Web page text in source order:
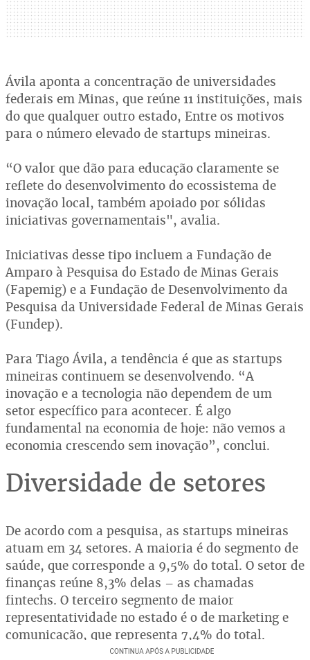
Ávila aponta a concentração de universidades
federais em Minas, que reúne 11 instituições, mais
do que qualquer outro estado, Entre os motivos
para o número elevado de startups mineiras.
“O valor que dão para educação claramente se
reflete do desenvolvimento do ecossistema de
inovação local, também apoiado por sólidas
iniciativas governamentais", avalia.
Iniciativas desse tipo incluem a Fundação de
Amparo à Pesquisa do Estado de Minas Gerais
(Fapemig) e a Fundação de Desenvolvimento da
Pesquisa da Universidade Federal de Minas Gerais
(Fundep).
Para Tiago Ávila, a tendência é que as startups
mineiras continuem se desenvolvendo. “A
inovação e a tecnologia não dependem de um
setor específico para acontecer. É algo
fundamental na economia de hoje: não vemos a
economia crescendo sem inovação”, conclui.
Diversidade de setores
De acordo com a pesquisa, as startups mineiras
atuam em 34 setores. A maioria é do segmento de
saúde, que corresponde a 9,5% do total. O setor de
finanças reúne 8,3% delas – as chamadas
fintechs. O terceiro segmento de maior
representatividade no estado é o de marketing e
comunicação, que representa 7,4% do total.